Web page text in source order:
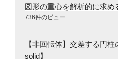
図形の重心を解析的に求め
736件のビュー
【非回転体】交差する円
solid】